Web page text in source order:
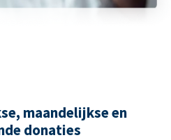
maandelijkse en
donaties